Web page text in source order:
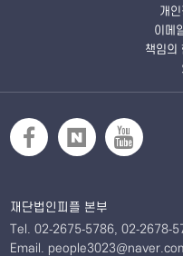
개
이메
책임의
재단법인피플 본부
Tel. 02-2675-5786, 02-2678-
Email.